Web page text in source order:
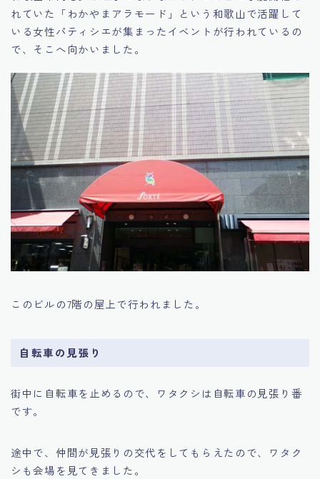
れていた「わかやまアラモード」という和歌山で活躍して
いる女性パティシエが集まったイベントが行われているの
で、そこへ向かいました。
このビルの7階の屋上で行われました。
自転車の見張り
街中に自転車を止めるので、ワタクシは自転車の見張り番
です。
途中で、仲間が見張りの交代をしてもらえたので、ワタク
シも会場を見てきました。